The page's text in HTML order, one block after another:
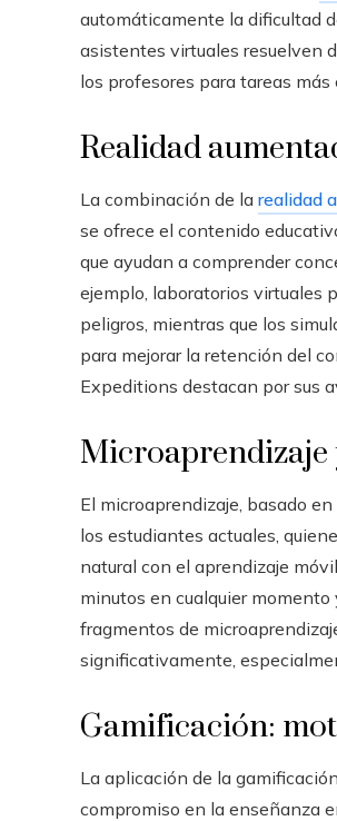
automáticamente la dificultad
asistentes virtuales resuelven
los profesores para tareas más
Realidad
La combinación de la realidad
se ofrece el contenido
que ayudan a comprender
ejemplo, laboratorios virtuales
peligros, mientras que los
para mejorar la retención del
Expeditions destacan por sus
Microaprendizaje
El microaprendizaje, basado
los estudiantes actuales,
natural con el aprendizaje
minutos en cualquier momento
fragmentos de
significativamente,
Gamificación:
La aplicación de la
compromiso en la enseñanza